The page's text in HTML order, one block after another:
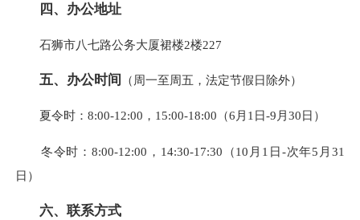
四、办公地址
石狮市八七路公务大厦裙楼2楼227
五、办公时间 （周一至周五，法定节假日除外）
夏令时：8:00-12:00，15:00-18:00（6月1日-9月30日）
冬令时：8:00-12:00，14:30-17:30（10月1日-次年5月31
日）
六、联系方式